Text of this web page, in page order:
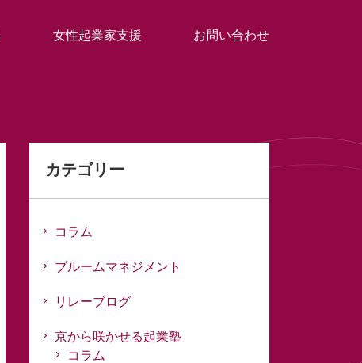
女性起業家支援 お問い合わせ
カテゴリー
コラム
ブルームマネジメント
リレーブログ
京から咲かせる起業塾
コラム